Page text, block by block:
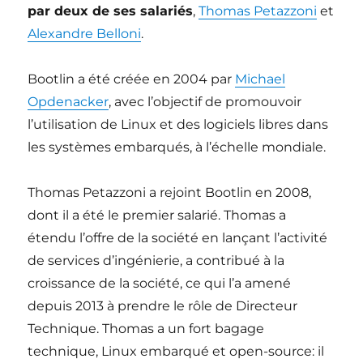
par deux de ses salariés,Thomas Petazzoni et
Alexandre Belloni.
Bootlin a été créée en 2004 par Michael
Opdenacker, avec l’objectif de promouvoir
l’utilisation de Linux et des logiciels libres dans
les systèmes embarqués, à l’échelle mondiale.
Thomas Petazzoni a rejoint Bootlin en 2008,
dont il a été le premier salarié. Thomas a
étendu l’offre de la société en lançant l’activité
de services d’ingénierie, a contribué à la
croissance de la société, ce qui l’a amené
depuis 2013 à prendre le rôle de Directeur
Technique. Thomas a un fort bagage
technique, Linux embarqué et open-source: il